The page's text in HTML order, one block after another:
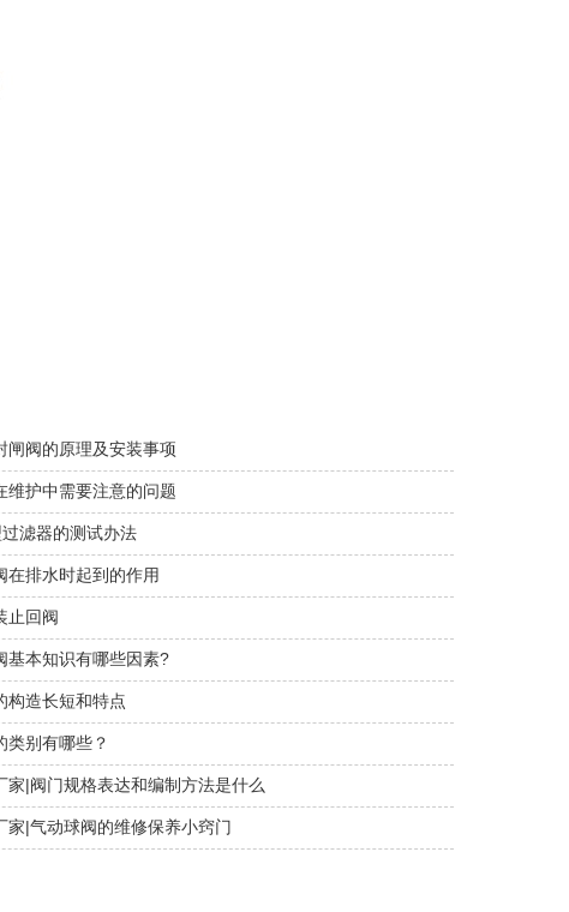
闸阀的原理及安装事项
维护中需要注意的问题
滤器的测试办法
在排水时起到的作用
止回阀
基本知识有哪些因素?
构造长短和特点
类别有哪些？
家|阀门规格表达和编制方法是什么
家|气动球阀的维修保养小窍门